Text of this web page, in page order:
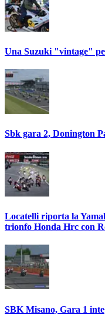
Una Suzuki "vintage"
Sbk gara 2, Donington
Locatelli riporta la
trionfo Honda Hrc con
SBK Misano, Gara 1